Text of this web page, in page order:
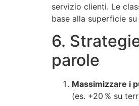
servizio clienti. Le
base alla superficie
6.
parole
Massimizzare i
(es. +20 % su